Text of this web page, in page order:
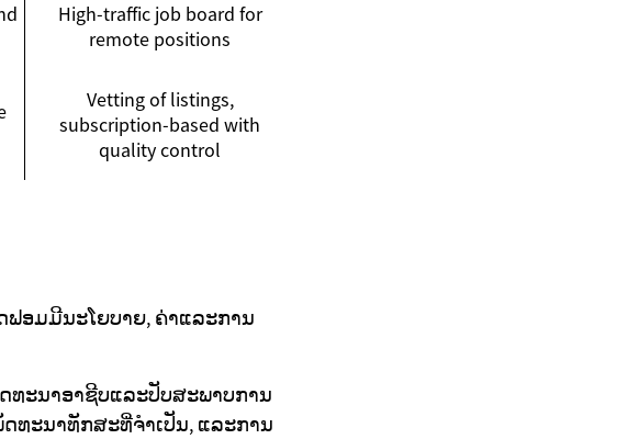
High-traffic job board for
remote positions
Vetting of listings,
subscription-based with
quality control
ຟອມມີນະໂຍບາຍ, ຄ່າແລະການ
ະນາອາຊີບແລະປັບສະພາບການ
ທະນາທັກສະທີ່ຈຳເປັນ, ແລະການ